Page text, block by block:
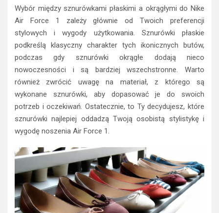
Wybór między sznurówkami płaskimi a okrągłymi do Nike
Air Force 1 zależy głównie od Twoich preferencji
stylowych i wygody użytkowania. Sznurówki płaskie
podkreślą klasyczny charakter tych ikonicznych butów,
podczas gdy sznurówki okrągłe dodają nieco
nowoczesności i są bardziej wszechstronne. Warto
również zwrócić uwagę na materiał, z którego są
wykonane sznurówki, aby dopasować je do swoich
potrzeb i oczekiwań. Ostatecznie, to Ty decydujesz, które
sznurówki najlepiej oddadzą Twoją osobistą stylistykę i
wygodę noszenia Air Force 1.